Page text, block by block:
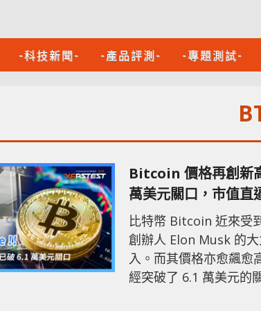
-科技新聞- -產品評測- -專題測試-
Bitcoin 價格再創新
萬美元關口，市值
比特幣 Bitcoin 近來受
創辦人 Elon Musk 的
入。而其價格亦愈飆愈
經突破了 6.1 萬美元的